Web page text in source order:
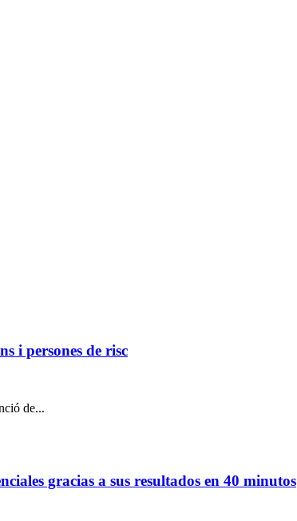
i persones de risc
de...
gracias a sus resultados en 40 minutos